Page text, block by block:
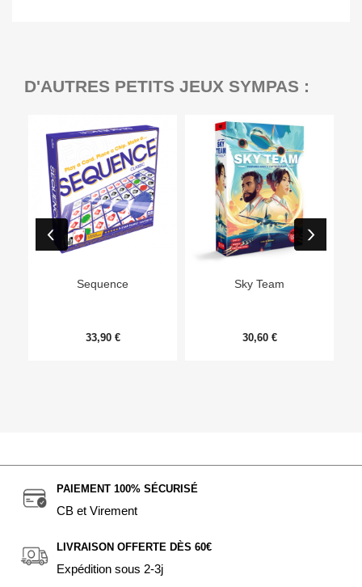
D'AUTRES PETITS JEUX SYMPAS :
Sequence
33,90 €
Sky Team
30,60 €
PAIEMENT 100% SÉCURISÉ
CB et Virement
LIVRAISON OFFERTE DÈS 60€
Expédition sous 2-3j